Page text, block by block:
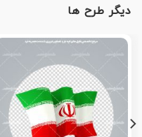
دیگر طرح ها